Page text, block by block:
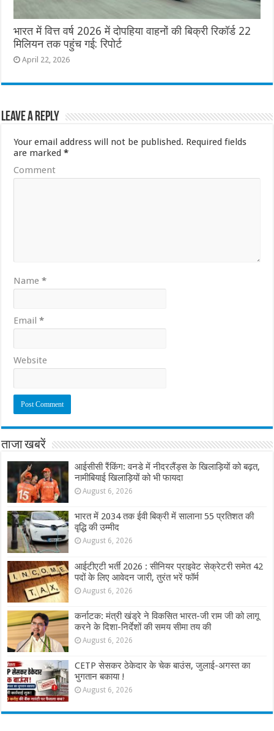
भारत में वित्त वर्ष 2026 में दोपहिया वाहनों की बिक्री रिकॉर्ड 22
मिलियन तक पहुंच गई: रिपोर्ट
April 22, 2026
Leave a Reply
Your email address will not be published. Required fields
are marked*
Comment
Name*
Email*
Website
ताजा खबरें
आईसीसी रैंकिंग: वनडे में नीदरलैंड्स के खिलाड़ियों को बढ़त,
नामीबियाई खिलाड़ियों को भी फायदा
August 6, 2026
भारत में 2034 तक ईवी बिक्री में सालाना 55 प्रतिशत की
वृद्धि की उम्मीद
August 6, 2026
आईटीएटी भर्ती 2026 : सीनियर प्राइवेट सेक्रेटरी समेत 42
पदों के लिए आवेदन जारी, तुरंत भरें फॉर्म
August 6, 2026
कर्नाटक: मंत्री खंड्रे ने विकसित भारत-जी राम जी को लागू
करने के दिशा-निर्देशों की समय सीमा तय की
August 6, 2026
CETP सेसकर ठेकेदार के चेक बाउंस, जुलाई-अगस्त का
भुगतान बकाया !
August 6, 2026